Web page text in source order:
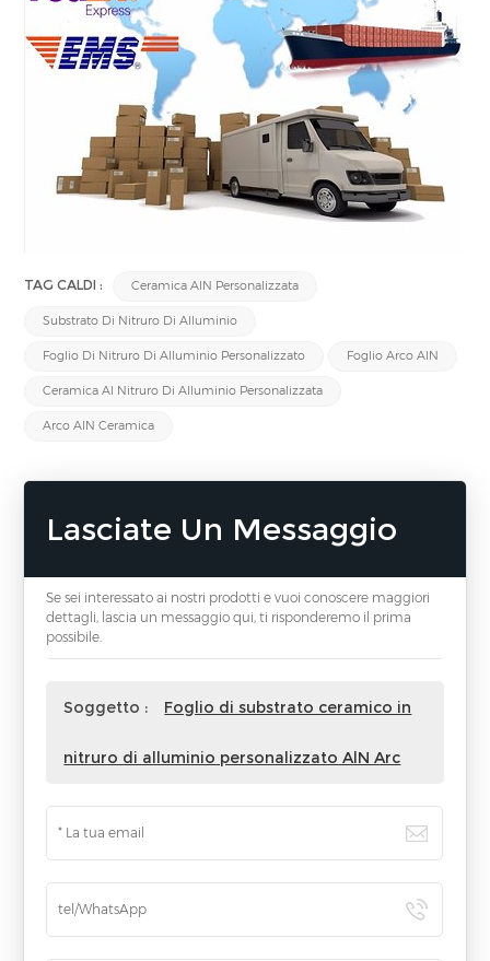
TAG CALDI : Ceramica AlN Personalizzata
Substrato Di Nitruro Di Alluminio
Foglio Di Nitruro Di Alluminio Personalizzato Foglio Arco AlN
Ceramica Al Nitruro Di Alluminio Personalizzata
Arco AlN Ceramica
Lasciate Un Messaggio
Se sei interessato ai nostri prodotti e vuoi conoscere maggiori
dettagli, lascia un messaggio qui, ti risponderemo il prima
possibile.
Soggetto : Foglio di substrato ceramico in
nitruro di alluminio personalizzato AlN Arc